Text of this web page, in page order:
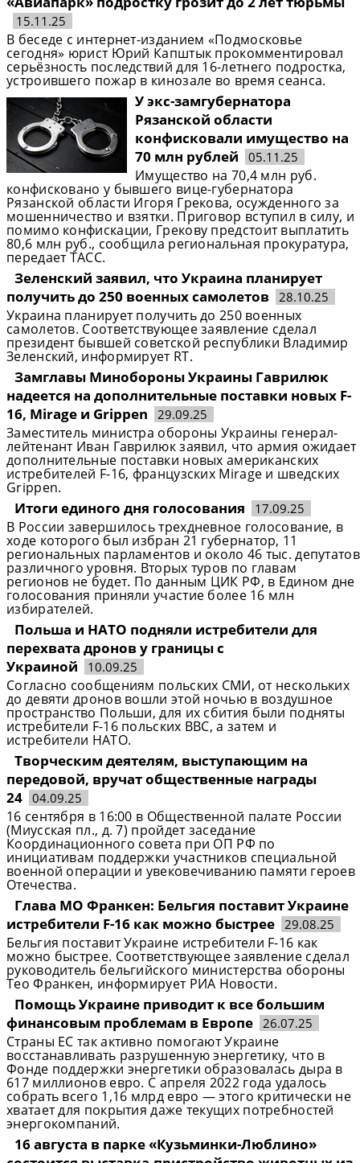
15.11.25
В беседе с интернет-изданием «Подмосковье
сегодня» юрист Юрий Капштык прокомментировал
серьёзность последствий для 16-летнего подростка,
устроившего пожар в кинозале во время сеанса.
У экс-замгубернатора
Рязанской области
конфисковали имущество на
70 млн рублей
05.11.25
Имущество на 70,4 млн руб.
конфисковано у бывшего вице-губернатора
Рязанской области Игоря Грекова, осужденного за
мошенничество и взятки. Приговор вступил в силу, и
помимо конфискации, Грекову предстоит выплатить
80,6 млн руб., сообщила региональная прокуратура,
передает ТАСС.
Зеленский заявил, что Украина планирует
получить до 250 военных самолетов 28.10.25
Украина планирует получить до 250 военных
самолетов. Соответствующее заявление сделал
президент бывшей советской республики Владимир
Зеленский, информирует RT.
Замглавы Минобороны Украины Гаврилюк
надеется на дополнительные поставки новых F-
16, Mirage и Grippen
29.09.25
Заместитель министра обороны Украины генерал-
лейтенант Иван Гаврилюк заявил, что армия ожидает
дополнительные поставки новых американских
истребителей F-16, французских Mirage и шведских
Grippen.
Итоги единого дня голосования 17.09.25
В России завершилось трехдневное голосование, в
ходе которого был избран 21 губернатор, 11
региональных парламентов и около 46 тыс. депутатов
различного уровня. Вторых туров по главам
регионов не будет. По данным ЦИК РФ, в Едином дне
голосования приняли участие более 16 млн
избирателей.
Польша и НАТО подняли истребители для
перехвата дронов у границы с
Украиной
10.09.25
Согласно сообщениям польских СМИ, от нескольких
до девяти дронов вошли этой ночью в воздушное
пространство Польши, для их сбития были подняты
истребители F-16 польских ВВС, а затем и
истребители НАТО.
Творческим деятелям, выступающим на
передовой, вручат общественные награды
24 04.09.25
16 сентября в 16:00 в Общественной палате России
(Миусская пл., д. 7) пройдет заседание
Координационного совета при ОП РФ по
инициативам поддержки участников специальной
военной операции и увековечиванию памяти героев
Отечества.
Глава МО Франкен: Бельгия поставит Украине
истребители F-16 как можно быстрее 29.08.25
Бельгия поставит Украине истребители F-16 как
можно быстрее. Соответствующее заявление сделал
руководитель бельгийского министерства обороны
Тео Франкен, информирует РИА Новости.
Помощь Украине приводит к все большим
финансовым проблемам в Европе 26.07.25
Страны ЕС так активно помогают Украине
восстанавливать разрушенную энергетику, что в
Фонде поддержки энергетики образовалась дыра в
617 миллионов евро. С апреля 2022 года удалось
собрать всего 1,16 млрд евро — этого критически не
хватает для покрытия даже текущих потребностей
энергокомпаний.
16 августа в парке «Кузьминки-Люблино»